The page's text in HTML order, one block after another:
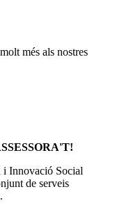
més als nostres
i Innovació Social
de serveis